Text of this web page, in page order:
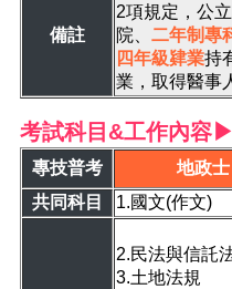
備註
2項規定，公
院、 二年制專
四年級肄業持
業，取得醫事
考試科目&工作內容▶
專技普考 地政士
共同科目
1.國文(作文)
2.民法與信託
3.土地法規